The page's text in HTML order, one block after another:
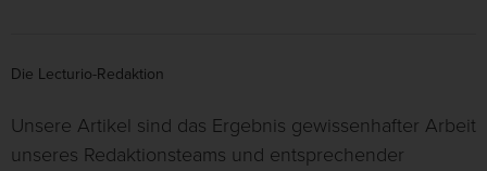
Die Lecturio-Redaktion
Unsere Artikel sind das Ergebnis gewissenhafter Arbeit
unseres Redaktionsteams und entsprechender